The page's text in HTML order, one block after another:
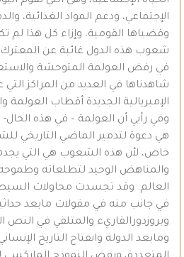
الإجتماعي، ودعم المواد الغذائية،
وقضياها القومية. وإزاء كل هذا لم
شعوب هذه الدول غائبة عن المعترك
في رفض العولمة المتوحشة
شاهدناها في العديد من المراكز
الإمبريالية الجديدة أقطاب العولمة
وفي رأيي أن العولمة – في هذه
هي دعوة لتدمير الماضي التاريخي
خاص، لأن هذه الشعوب هي التي
والمناهض الوحيد لتطلعاته
العالم. وقد تجسدت محاولات
في جانب منه في مقولات مابعد
وبروزدورالقاريء والمتلقي في النص
ومابعد الدولة وانفتاح التاريخ